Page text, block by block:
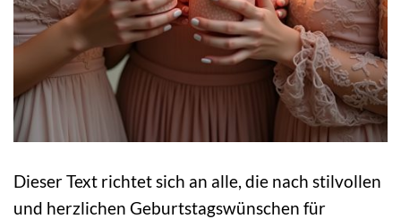
Dieser Text richtet sich an alle, die nach stilvollen
und herzlichen Geburtstagswünschen für